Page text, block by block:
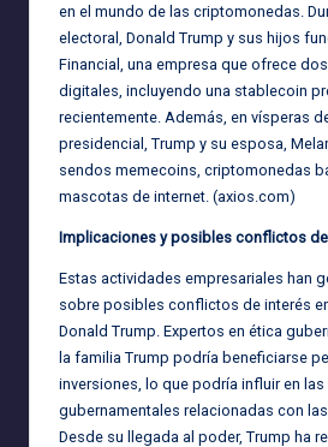
en el mundo de las criptomonedas.
electoral, Donald Trump y sus hijos
Financial, una empresa que ofrece
digitales, incluyendo una stablecoin
recientemente. Además, en vísperas
presidencial, Trump y su esposa,
sendos memecoins, criptomonedas
mascotas de internet. (axios.com)
Implicaciones y posibles conflictos
Estas actividades empresariales han
sobre posibles conflictos de interés
Donald Trump. Expertos en ética
la familia Trump podría beneficiarse
inversiones, lo que podría influir en
gubernamentales relacionadas con
Desde su llegada al poder, Trump ha